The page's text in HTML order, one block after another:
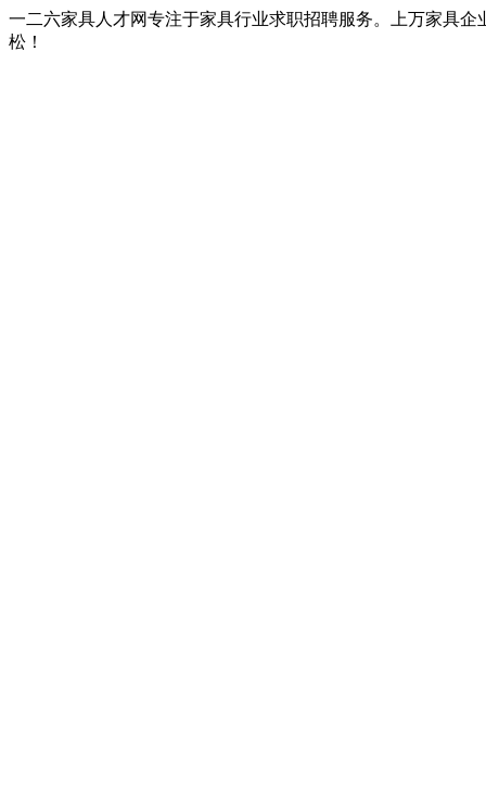
一二六家具人才网专注于家具行业求职招聘服务。上万家具
松！